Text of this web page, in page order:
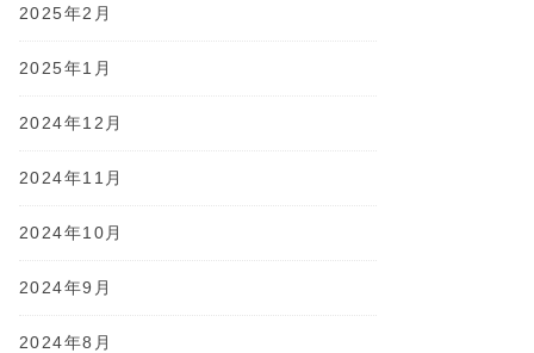
2025年2月
2025年1月
2024年12月
2024年11月
2024年10月
2024年9月
2024年8月